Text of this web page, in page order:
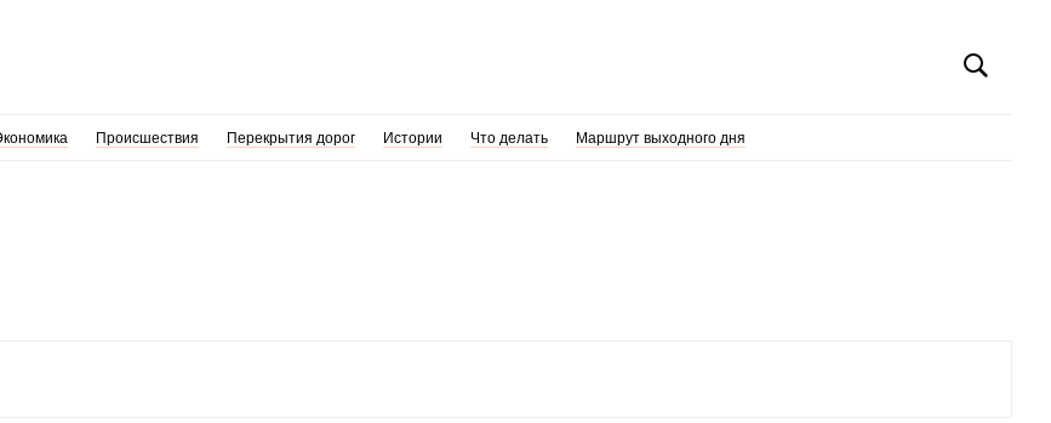
Происшествия Перекрытия дорог Истории Что делать Маршрут выходного дня